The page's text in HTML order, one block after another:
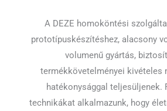
A DEZE homoköntési
prototípuskészítéshez, alacsony
volumenű gyártás,
termékkövetelményei kivételes
hatékonysággal teljesüljenek.
technikákat alkalmazunk, hogy